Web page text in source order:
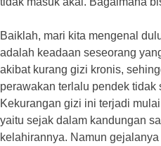
Baiklah, mari kita mengenal
adalah keadaan seseorang
akibat kurang gizi kronis,
perawakan terlalu pendek tidak
Kekurangan gizi ini terjadi
yaitu sejak dalam kandungan
kelahirannya. Namun